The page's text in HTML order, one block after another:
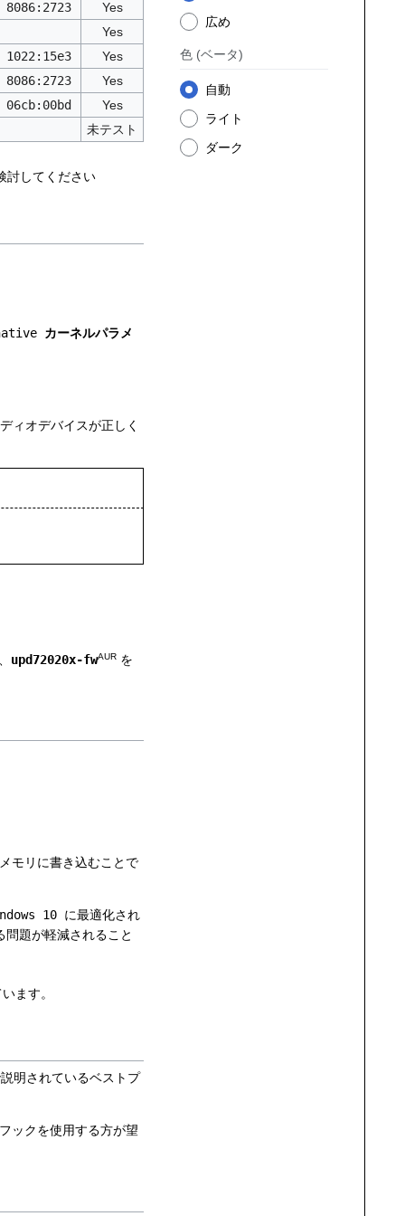
広め
色 (ベータ)
自動
ライト
ダーク
8086:2723
Yes
Yes
1022:15e3
Yes
8086:2723
Yes
06cb:00bd
Yes
未テスト
討してください
カーネルパラメ
ィオデバイスが正しく
upd72020x-fwAURを
モリに書き込むことで
10 に最適化され
題が軽減されること
ます。
明されているベストプ
ックを使用する方が望